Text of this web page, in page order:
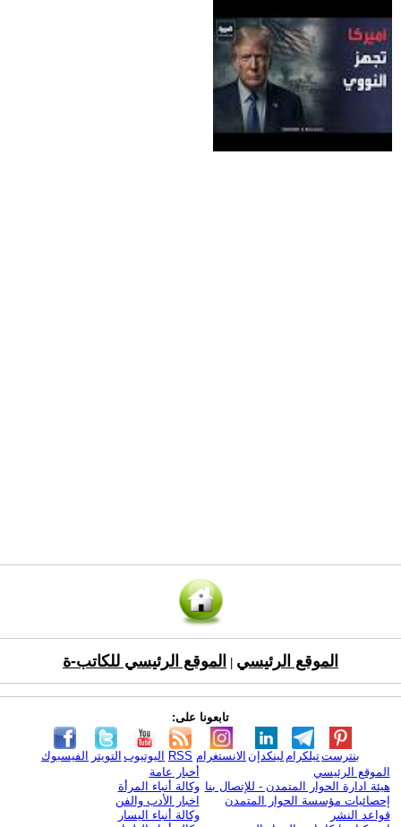
الموقع الرئيسي الموقع الرئيسي للكاتب-ة
تابعونا على:
الفيسبوك التويتر اليوتيوب RSS الانستغرام لينكدإن تيلكرامبنترست
الموقع الرئيسي
هيئة ادارة الحوار المتمدن - للإتصال بنا
إحصائيات مؤسسة الحوار المتمدن
قواعد النشر
أخبار عامة
وكالة أنباء المرأة
اخبار الأدب والفن
وكالة أنباء اليسار